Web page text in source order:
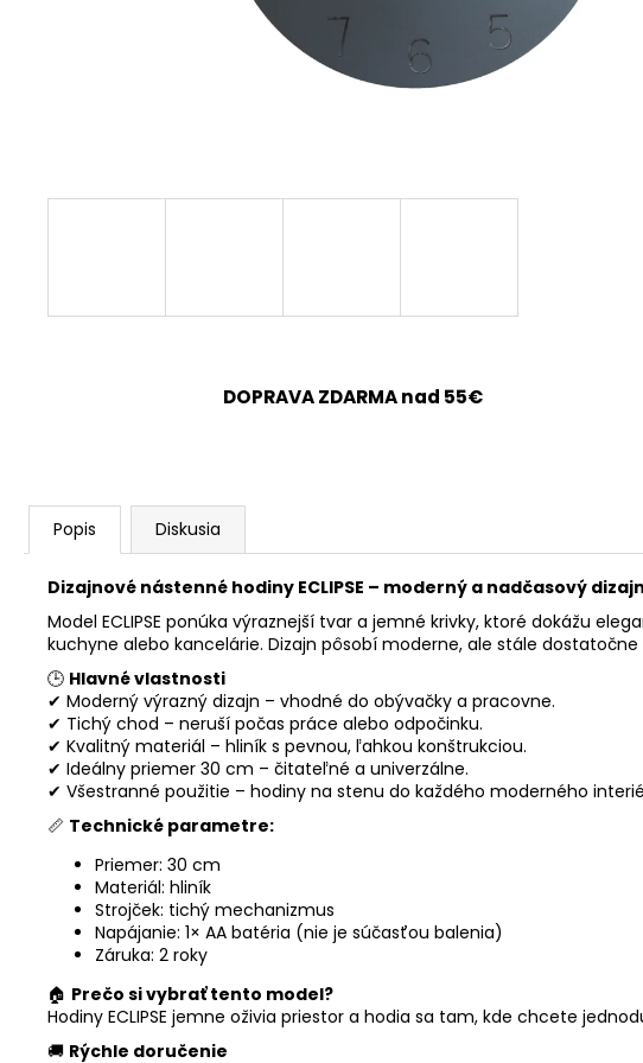
DOPRAVA ZDARMA nad 55€
Popis Diskusia
Dizajnové nástenné hodiny ECLIPSE – moderný a nadčasový dizajn
Model ECLIPSE ponúka výraznejší tvar a jemné krivky, ktoré dokážu
kuchyne alebo kancelárie. Dizajn pôsobí moderne, ale stále
🕒 Hlavné vlastnosti
✔ Moderný výrazný dizajn – vhodné do obývačky a pracovne.
✔ Tichý chod – neruší počas práce alebo odpočinku.
✔ Kvalitný materiál – hliník s pevnou, ľahkou konštrukciou.
✔ Ideálny priemer 30 cm – čitateľné a univerzálne.
✔ Všestranné použitie – hodiny na stenu do každého moderného
📏 Technické parametre:
Priemer: 30 cm
Materiál: hliník
Strojček: tichý mechanizmus
Napájanie: 1× AA batéria (nie je súčasťou balenia)
Záruka: 2 roky
🏠 Prečo si vybrať tento model?
Hodiny ECLIPSE jemne oživia priestor a hodia sa tam, kde chcete
🚚 Rýchle doručenie
STENU – MODEL ECLIPSE 30 CM
MODEL
€29